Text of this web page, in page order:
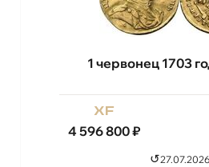
1 червонец 1703
xf
4 596 800₽
↺27.07.2026